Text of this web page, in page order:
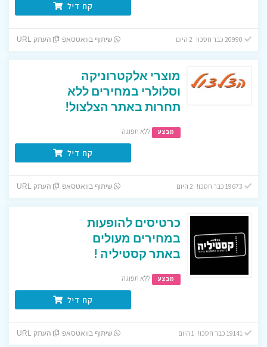
קח דיל
שיתוף בוואטסאפ העתק URL
מוצרי אלקטרוניקה
וסלולרי במחירים ללא
תחרות באתר הצלצול!
מבצע ללא תפוגה
קח דיל
שיתוף בוואטסאפ העתק URL
כרטיסים להופעות
במחירים מעולים
באתר קסטיליה !
מבצע ללא תפוגה
קח דיל
שיתוף בוואטסאפ העתק URL